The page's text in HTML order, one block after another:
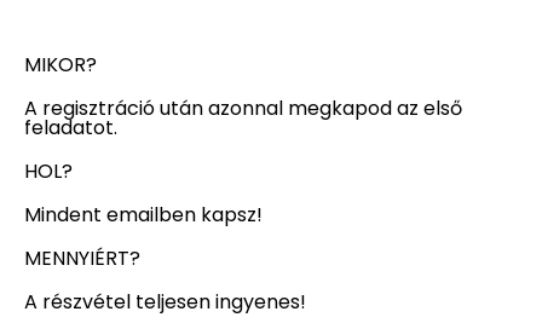
MIKOR?
A regisztráció után azonnal megkapod az első
feladatot.
HOL?
Mindent emailben kapsz!
MENNYIÉRT?
A részvétel teljesen ingyenes!